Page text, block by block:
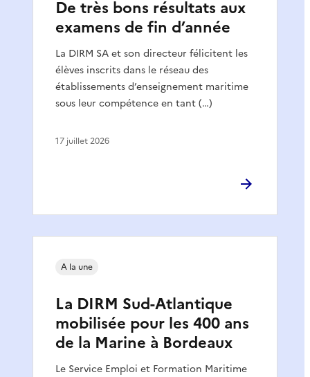
De très bons résultats aux
examens de fin d’année
La DIRM SA et son directeur félicitent les
élèves inscrits dans le réseau des
établissements d’enseignement maritime
sous leur compétence en tant (…)
17 juillet 2026
La DIRM Sud-Atlantique
mobilisée pour les 400 ans
de la Marine à Bordeaux
Le Service Emploi et Formation Maritime
A la une